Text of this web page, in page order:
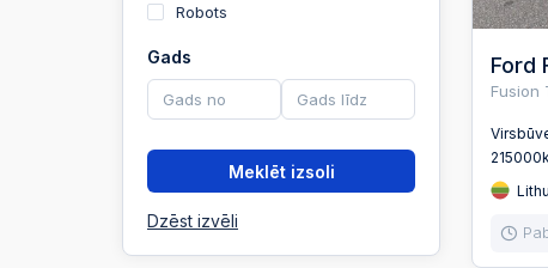
Robots
Gads
Meklēt izsoli
Dzēst izvēli
Ford
Fusion